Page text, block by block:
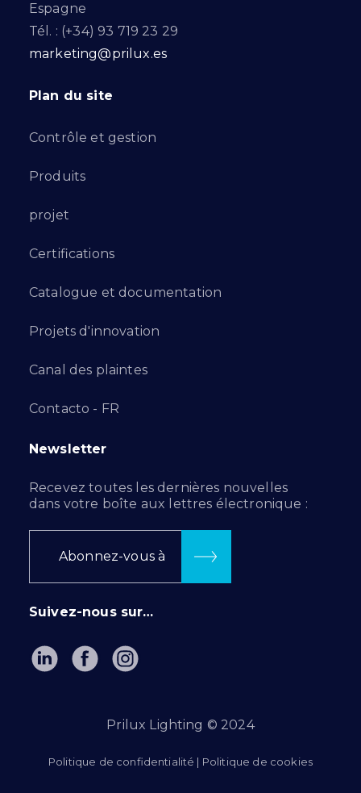
Espagne
Tél. : (+34) 93 719 23 29
marketing@prilux.es
Plan du site
Contrôle et gestion
Produits
projet
Certifications
Catalogue et documentation
Projets d'innovation
Canal des plaintes
Contacto - FR
Newsletter
Recevez toutes les dernières nouvelles
dans votre boîte aux lettres électronique :
Abonnez-vous à
Suivez-nous sur…
Prilux Lighting © 2024
Politique de confidentialité | Politique de cookies